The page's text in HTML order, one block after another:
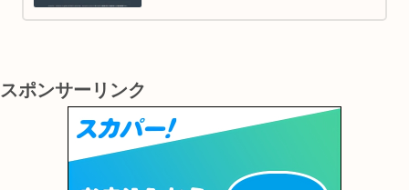
理解し、楽しむための間接的なツールとして
スポンサーリンク